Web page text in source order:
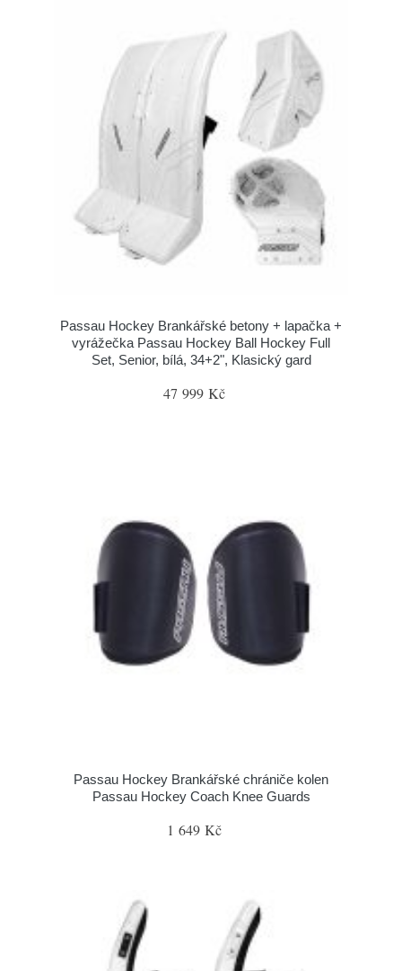
Passau Hockey Brankářské betony + lapačka +
vyrážečka Passau Hockey Ball Hockey Full
Set, Senior, bílá, 34+2", Klasický gard
47 999 Kč
Passau Hockey Brankářské chrániče kolen
Passau Hockey Coach Knee Guards
1 649 Kč